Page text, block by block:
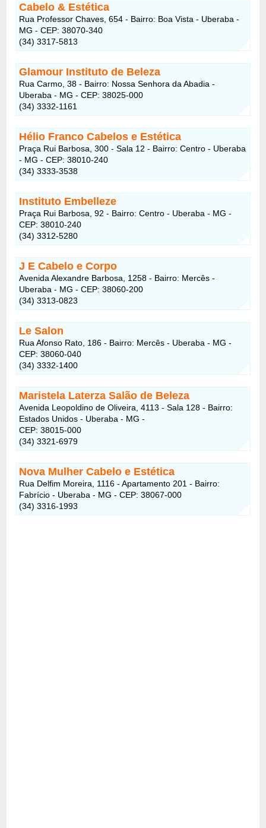
Cabelo & Estética
Rua Professor Chaves, 654 - Bairro: Boa Vista - Uberaba -
MG - CEP: 38070-340
(34) 3317-5813
Glamour Instituto de Beleza
Rua Carmo, 38 - Bairro: Nossa Senhora da Abadia -
Uberaba - MG - CEP: 38025-000
(34) 3332-1161
Hélio Franco Cabelos e Estética
Praça Rui Barbosa, 300 - Sala 12 - Bairro: Centro - Uberaba
- MG - CEP: 38010-240
(34) 3333-3538
Instituto Embelleze
Praça Rui Barbosa, 92 - Bairro: Centro - Uberaba - MG -
CEP: 38010-240
(34) 3312-5280
J E Cabelo e Corpo
Avenida Alexandre Barbosa, 1258 - Bairro: Mercês -
Uberaba - MG - CEP: 38060-200
(34) 3313-0823
Le Salon
Rua Afonso Rato, 186 - Bairro: Mercês - Uberaba - MG -
CEP: 38060-040
(34) 3332-1400
Maristela Laterza Salão de Beleza
Avenida Leopoldino de Oliveira, 4113 - Sala 128 - Bairro:
Estados Unidos - Uberaba - MG -
CEP: 38015-000
(34) 3321-6979
Nova Mulher Cabelo e Estética
Rua Delfim Moreira, 1116 - Apartamento 201 - Bairro:
Fabrício - Uberaba - MG - CEP: 38067-000
(34) 3316-1993